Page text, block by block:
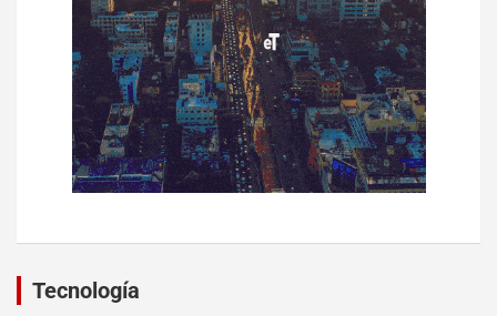
Tecnología